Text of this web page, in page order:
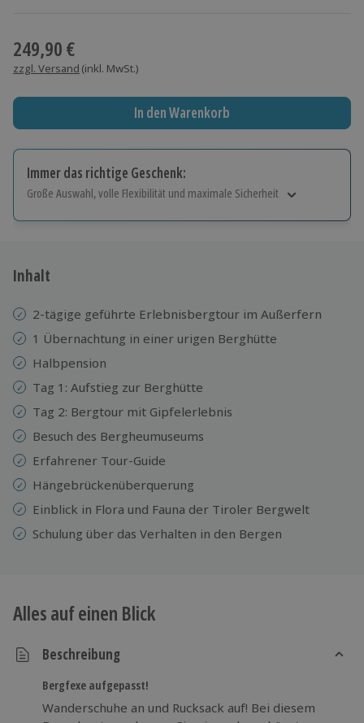
249,90 €
zzgl. Versand (inkl. MwSt.)
In den Warenkorb
Immer das richtige Geschenk:
Große Auswahl, volle Flexibilität und maximale Sicherheit
Jeder Gutschein für alle Erlebnisse einlösbar.
Inhalt
2-tägige geführte Erlebnisbergtour im Außerfern
1 Übernachtung in einer urigen Berghütte
Halbpension
Tag 1: Aufstieg zur Berghütte
Tag 2: Bergtour mit Gipfelerlebnis
Besuch des Bergheumuseums
Erfahrener Tour-Guide
Hängebrückenüberquerung
Einblick in Flora und Fauna der Tiroler Bergwelt
Schulung über das Verhalten in den Bergen
Alles auf einen Blick
Beschreibung
Bergfexe aufgepasst!
Wanderschuhe an und Rucksack auf! Bei diesem